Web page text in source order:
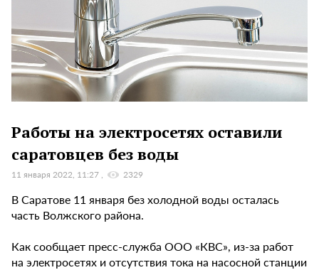
Работы на электросетях оставили
саратовцев без воды
11 января 2022, 11:27 2329
В Саратове 11 января без холодной воды осталась
часть Волжского района.
Как сообщает пресс-служба ООО «КВС», из-за работ
на электросетях и отсутствия тока на насосной станции